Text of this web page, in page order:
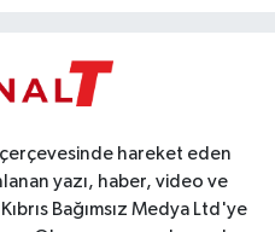
hareket eden
yazı, haber, video ve
Bağımsız Medya Ltd'ye